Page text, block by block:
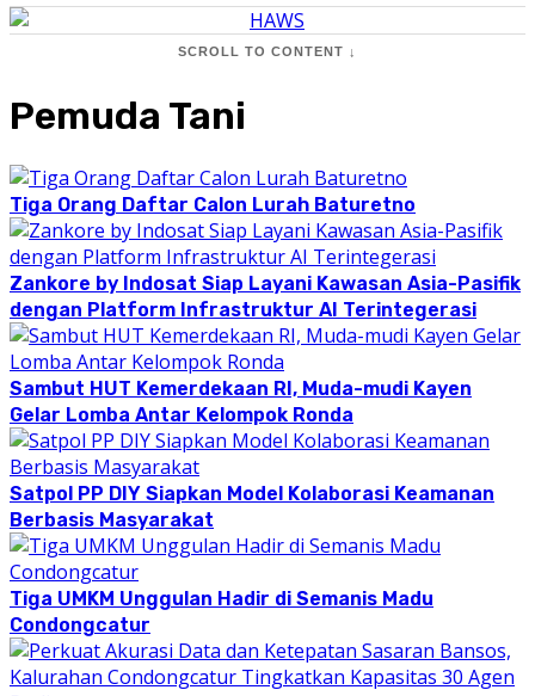
SCROLL TO CONTENT ↓
Pemuda Tani
Tiga Orang Daftar Calon Lurah Baturetno
Zankore by Indosat Siap Layani Kawasan Asia-Pasifik
dengan Platform Infrastruktur AI Terintegerasi
Sambut HUT Kemerdekaan RI, Muda-mudi Kayen
Gelar Lomba Antar Kelompok Ronda
Satpol PP DIY Siapkan Model Kolaborasi Keamanan
Berbasis Masyarakat
Tiga UMKM Unggulan Hadir di Semanis Madu
Condongcatur